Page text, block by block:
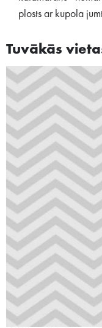
plosts ar kupola
Tuvākās